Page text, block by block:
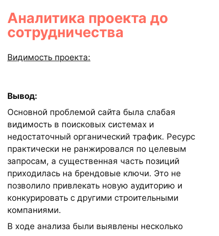
Аналитика проекта до
сотрудничества
Видимость проекта:
Вывод:
Основной проблемой сайта была слабая
видимость в поисковых системах и
недостаточный органический трафик. Ресурс
практически не ранжировался по целевым
запросам, а существенная часть позиций
приходилась на брендовые ключи. Это не
позволило привлекать новую аудиторию и
конкурировать с другими строительными
компаниями.
В ходе анализа были выявлены несколько